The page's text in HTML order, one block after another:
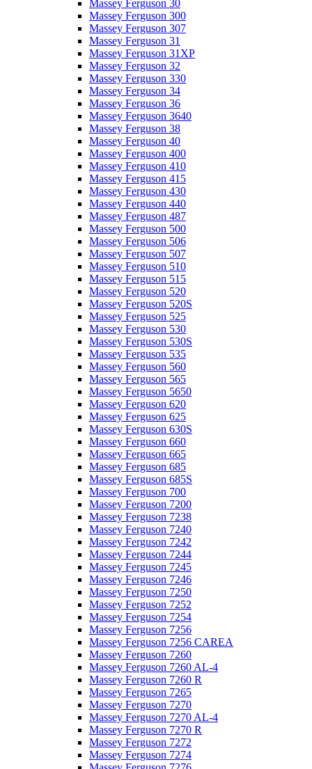
Massey Ferguson 30
Massey Ferguson 300
Massey Ferguson 307
Massey Ferguson 31
Massey Ferguson 31XP
Massey Ferguson 32
Massey Ferguson 330
Massey Ferguson 34
Massey Ferguson 36
Massey Ferguson 3640
Massey Ferguson 38
Massey Ferguson 40
Massey Ferguson 400
Massey Ferguson 410
Massey Ferguson 415
Massey Ferguson 430
Massey Ferguson 440
Massey Ferguson 487
Massey Ferguson 500
Massey Ferguson 506
Massey Ferguson 507
Massey Ferguson 510
Massey Ferguson 515
Massey Ferguson 520
Massey Ferguson 520S
Massey Ferguson 525
Massey Ferguson 530
Massey Ferguson 530S
Massey Ferguson 535
Massey Ferguson 560
Massey Ferguson 565
Massey Ferguson 5650
Massey Ferguson 620
Massey Ferguson 625
Massey Ferguson 630S
Massey Ferguson 660
Massey Ferguson 665
Massey Ferguson 685
Massey Ferguson 685S
Massey Ferguson 700
Massey Ferguson 7200
Massey Ferguson 7238
Massey Ferguson 7240
Massey Ferguson 7242
Massey Ferguson 7244
Massey Ferguson 7245
Massey Ferguson 7246
Massey Ferguson 7250
Massey Ferguson 7252
Massey Ferguson 7254
Massey Ferguson 7256
Massey Ferguson 7256 CAREA
Massey Ferguson 7260
Massey Ferguson 7260 AL-4
Massey Ferguson 7260 R
Massey Ferguson 7265
Massey Ferguson 7270
Massey Ferguson 7270 AL-4
Massey Ferguson 7270 R
Massey Ferguson 7272
Massey Ferguson 7274